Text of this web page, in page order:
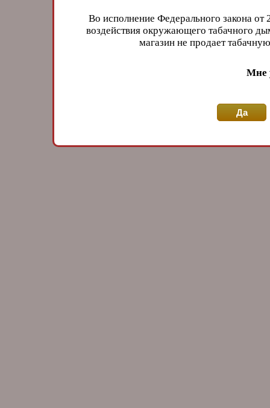
Во исполнение Федерального закона
воздействия окружающего табачного
магазин не продает
Мне
Да